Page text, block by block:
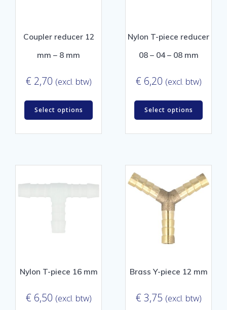
Coupler reducer 12
mm – 8 mm
€ 2,70 (excl. btw)
Select options
Nylon T-piece reducer
08 – 04 – 08 mm
€ 6,20 (excl. btw)
Select options
Nylon T-piece 16 mm
€ 6,50 (excl. btw)
Brass Y-piece 12 mm
€ 3,75 (excl. btw)